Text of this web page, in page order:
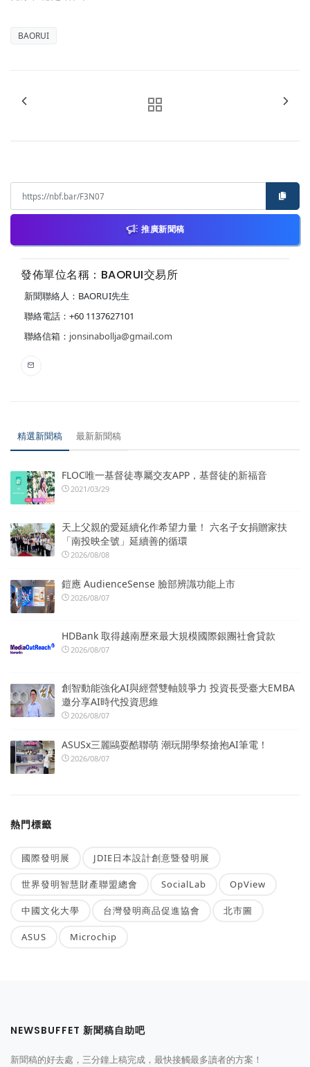
BAORUI
推廣新聞稿
發佈單位名稱：BAORUI交易所
新聞聯絡人：BAORUI先生
聯絡電話：+60 1137627101
聯絡信箱： jonsinabollja@gmail.com
精選新聞稿 最新新聞稿
FLOC唯一基督徒專屬交友APP，基督徒的新福音
2021/03/29
天上父親的愛延續化作希望力量！ 六名子女捐贈家扶
「南投映全號」延續善的循環
2026/08/08
鎧應 AudienceSense 臉部辨識功能上市
2026/08/07
HDBank 取得越南歷來最大規模國際銀團社會貸款
2026/08/07
創智動能強化AI與經營雙軸競爭力 投資長受臺大EMBA
邀分享AI時代投資思維
2026/08/07
ASUSx三麗鷗耍酷聯萌 潮玩開學祭搶抱AI筆電！
2026/08/07
熱門標籤
國際發明展 JDIE日本設計創意暨發明展
世界發明智慧財產聯盟總會 SocialLab OpView
中國文化大學 台灣發明商品促進協會 北市圖
ASUS Microchip
NEWSBUFFET 新聞稿自助吧
新聞稿的好去處，三分鐘上稿完成，最快接觸最多讀者的方案！